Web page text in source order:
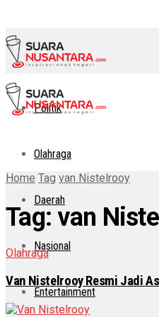
Politik
Olahraga
Daerah
Nasional
Entertainment
Home Tag van Nistelrooy
Tag:van
Olahraga
Van Nistelrooy Resmi Jadi